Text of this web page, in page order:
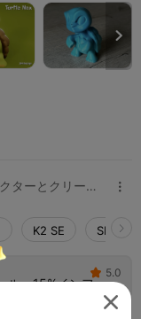

キャラクターとクリーチャー 
K2 SE
ル、15%インフィ
ト
 5.0
